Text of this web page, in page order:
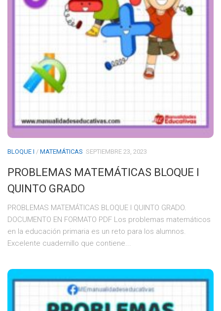
BLOQUE I / MATEMÁTICAS SEPTIEMBRE 23, 2023
PROBLEMAS MATEMÁTICAS BLOQUE I
QUINTO GRADO
PROBLEMAS MATEMÁTICAS BLOQUE I QUINTO GRADO.
DOCUMENTO EN FORMATO PDF Los problemas matemáticos
en la educación primaria es un reto para los alumnos.
Excelente cuadernillo que contiene...